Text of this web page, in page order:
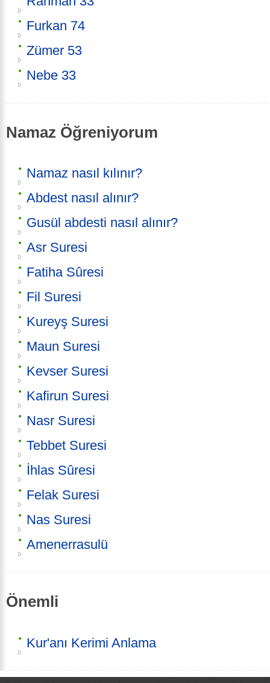
Furkan 74
Zümer 53
Nebe 33
Namaz Öğreniyorum
Namaz nasıl kılınır?
Abdest nasıl alınır?
Gusül abdesti nasıl alınır?
Asr Suresi
Fatiha Sûresi
Fil Suresi
Kureyş Suresi
Maun Suresi
Kevser Suresi
Kafirun Suresi
Nasr Suresi
Tebbet Suresi
İhlas Sûresi
Felak Suresi
Nas Suresi
Amenerrasulü
Önemli
Kur'anı Kerimi Anlama